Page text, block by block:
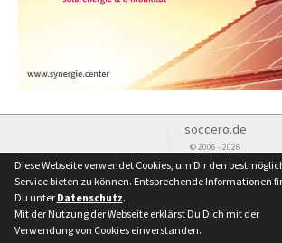
soccero.de
© 2006 - 2026
Besucherstatistik Kontakt Impressum
Diese Webseite verwendet Cookies, um Dir den
Service bieten zu können. Entsprechende Informationen
Du unter Datenschutz.
Mit der Nutzung der Webseite erklärst Du Dich mit der
Verwendung von Cookies einverstanden.